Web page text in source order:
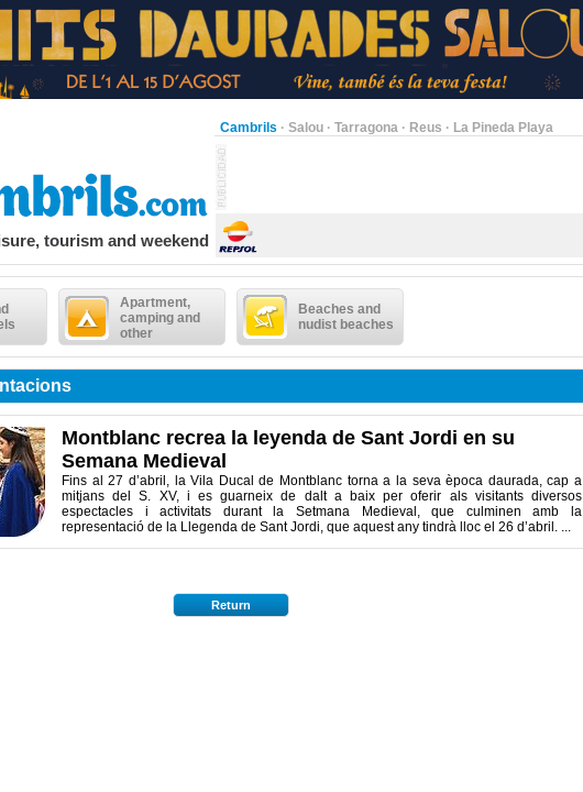
Cambrils · Salou · Tarragona · Reus · La Pineda Playa
tourism and weekend
Apartment,
camping and
other
Beaches and
nudist beaches
Montblanc recrea la leyenda de Sant Jordi en su
Semana Medieval
Fins al 27 d’abril, la Vila Ducal de Montblanc torna a la seva època daurada, cap a
mitjans del S. XV, i es guarneix de dalt a baix per oferir als visitants diversos
espectacles i activitats durant la Setmana Medieval, que culminen amb la
representació de la Llegenda de Sant Jordi, que aquest any tindrà lloc el 26 d’abril. ...
Return